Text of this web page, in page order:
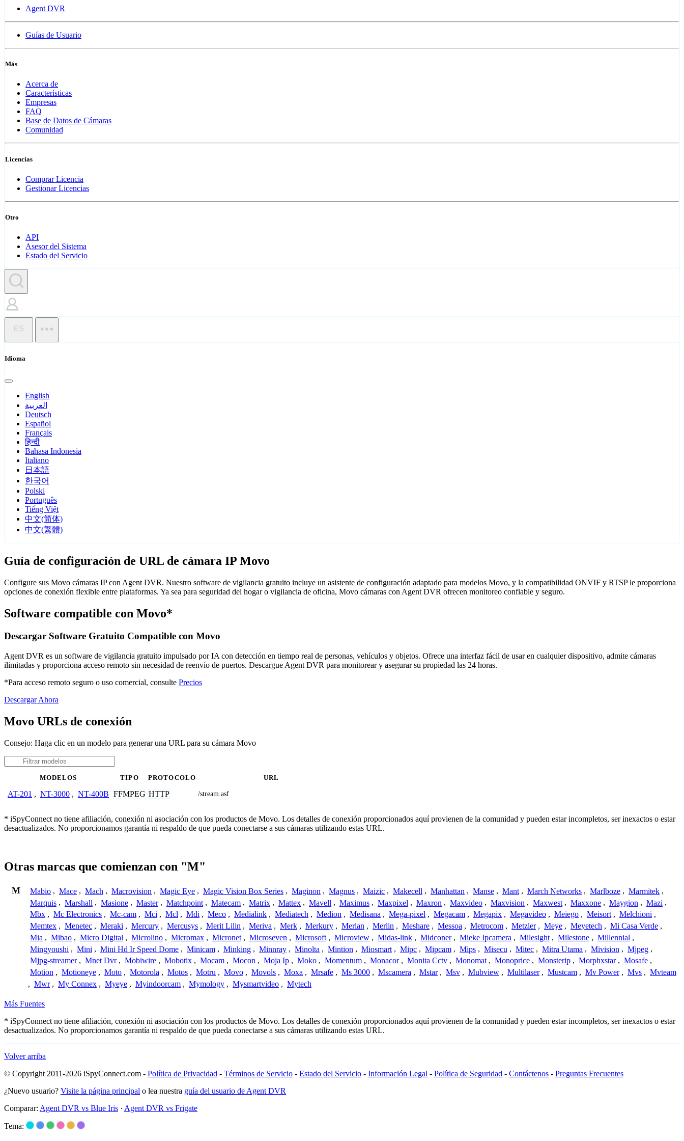
Agent DVR
Guías de Usuario
Más
Acerca de
Características
Empresas
FAQ
Base de Datos de Cámaras
Comunidad
Licencias
Comprar Licencia
Gestionar Licencias
Otro
API
Asesor del Sistema
Estado del Servicio
ES
Idioma
English
العربية
Deutsch
Español
Français
हिन्दी
Bahasa Indonesia
Italiano
日本語
한국어
Polski
Português
Tiếng Việt
中文(简体)
中文(繁體)
Guía de configuración de URL de cámara IP Movo
Configure sus Movo cámaras IP con Agent DVR. Nuestro software de vigilancia gratuito incluye un asistente de configuración adaptado para modelos Movo, y la compatibilidad ONVIF y RTSP le proporciona
opciones de conexión flexible entre plataformas. Ya sea para seguridad del hogar o vigilancia de oficina, Movo cámaras con Agent DVR ofrecen monitoreo confiable y seguro.
Software compatible con Movo*
Descargar Software Gratuito Compatible con Movo
Agent DVR es un software de vigilancia gratuito impulsado por IA con detección en tiempo real de personas, vehículos y objetos. Ofrece una interfaz fácil de usar en cualquier dispositivo, admite cámaras
ilimitadas y proporciona acceso remoto sin necesidad de reenvío de puertos. Descargue Agent DVR para monitorear y asegurar su propiedad las 24 horas.
*Para acceso remoto seguro o uso comercial, consulte Precios
Descargar Ahora
Movo URLs de conexión
Consejo: Haga clic en un modelo para generar una URL para su cámara Movo
MODELOS TIPO PROTOCOLO URL
AT-201 , NT-3000 , NT-400B FFMPEG HTTP /stream.asf
* iSpyConnect no tiene afiliación, conexión ni asociación con los productos de Movo. Los detalles de conexión proporcionados aquí provienen de la comunidad y pueden estar incompletos, ser inexactos o estar
desactualizados. No proporcionamos garantía ni respaldo de que pueda conectarse a sus cámaras utilizando estas URL.
Otras marcas que comienzan con "M"
M Mabio , Mace , Mach , Macrovision , Magic Eye , Magic Vision Box Series , Maginon , Magnus , Maizic , Makecell , Manhattan , Manse , Mant , March Networks , Marlboze , Marmitek ,
Marquis , Marshall , Masione , Master , Matchpoint , Matecam , Matrix , Mattex , Mavell , Maximus , Maxpixel , Maxron , Maxvideo , Maxvision , Maxwest , Maxxone , Maygion , Mazi ,
Mbx , Mc Electronics , Mc-cam , Mci , Mcl , Mdi , Meco , Medialink , Mediatech , Medion , Medisana , Mega-pixel , Megacam , Megapix , Megavideo , Meiego , Meisort , Melchioni ,
Memtex , Menetec , Meraki , Mercury , Mercusys , Merit Lilin , Meriva , Merk , Merkury , Merlan , Merlin , Meshare , Messoa , Metrocom , Metzler , Meye , Meyetech , Mi Casa Verde ,
Mia , Mibao , Micro Digital , Microlino , Micromax , Micronet , Microseven , Microsoft , Microview , Midas-link , Midconer , Mieke Ipcamera , Milesight , Milestone , Millennial ,
Mingyoushi , Mini , Mini Hd Ir Speed Dome , Minicam , Minking , Minnray , Minolta , Mintion , Miosmart , Mipc , Mipcam , Mips , Misecu , Mitec , Mitra Utama , Mivision , Mjpeg ,
Mjpg-streamer , Mnet Dvr , Mobiwire , Mobotix , Mocam , Mocon , Moja Ip , Moko , Momentum , Monacor , Monita Cctv , Monomat , Monoprice , Monsterip , Morphxstar , Mosafe ,
Motion , Motioneye , Moto , Motorola , Motos , Motru , Movo , Movols , Moxa , Mrsafe , Ms 3000 , Mscamera , Mstar , Msv , Mubview , Multilaser , Mustcam , Mv Power , Mvs , Mvteam
, Mwr , My Connex , Myeye , Myindoorcam , Mymology , Mysmartvideo , Mytech
Más Fuentes
* iSpyConnect no tiene afiliación, conexión ni asociación con los productos de Movo. Los detalles de conexión proporcionados aquí provienen de la comunidad y pueden estar incompletos, ser inexactos o estar
desactualizados. No proporcionamos garantía ni respaldo de que pueda conectarse a sus cámaras utilizando estas URL.
Volver arriba
© Copyright 2011-2026 iSpyConnect.com - Política de Privacidad - Términos de Servicio - Estado del Servicio - Información Legal - Política de Seguridad - Contáctenos - Preguntas Frecuentes
¿Nuevo usuario? Visite la página principal o lea nuestra guía del usuario de Agent DVR
Comparar: Agent DVR vs Blue Iris · Agent DVR vs Frigate
Tema: